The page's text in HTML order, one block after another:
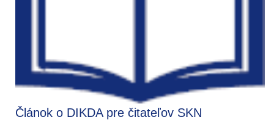
Článok o DIKDA pre čitateľov SKN